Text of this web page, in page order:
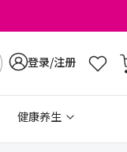
登录/注册
健康养生